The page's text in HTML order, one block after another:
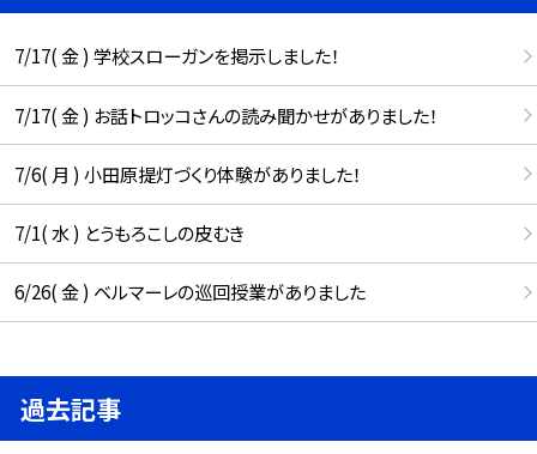
7/17( 金 ) 学校スローガンを掲示しました！
7/17( 金 ) お話トロッコさんの読み聞かせがありました！
7/6( 月 ) 小田原提灯づくり体験がありました！
7/1( 水 ) とうもろこしの皮むき
6/26( 金 ) ベルマーレの巡回授業がありました
過去記事